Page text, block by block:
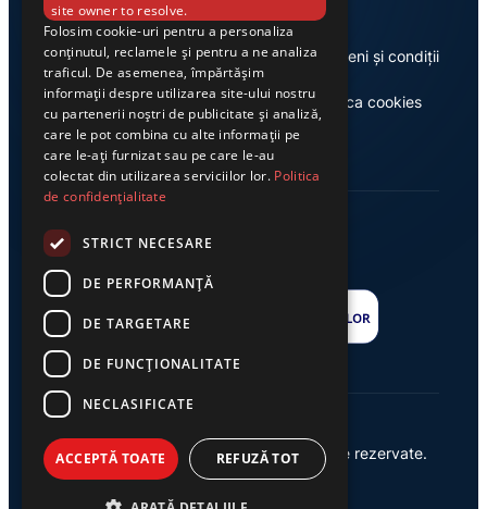
Despre noi
Casa de editură Exclusiv
Termeni și condiții
Politica cookies
© 2026 Ziarul Exclusiv – Toate drepturile rezervate.
Powered by {AW}
site owner to resolve.
Folosim cookie-uri pentru a personaliza
conținutul, reclamele și pentru a ne analiza
traficul. De asemenea, împărtășim
informații despre utilizarea site-ului nostru
cu partenerii noștri de publicitate și analiză,
care le pot combina cu alte informații pe
care le-ați furnizat sau pe care le-au
colectat din utilizarea serviciilor lor. Politica
de confidențialitate
STRICT NECESARE
DE PERFORMANȚĂ
DE TARGETARE
DE FUNCŢIONALITATE
NECLASIFICATE
ACCEPTĂ TOATE REFUZĂ TOT